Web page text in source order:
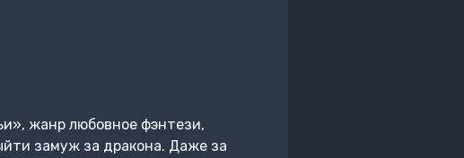
жанр любовное фэнтези,
замуж за дракона. Даже за